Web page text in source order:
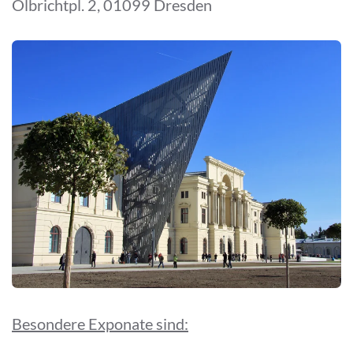
Olbrichtpl. 2, 01099 Dresden
Besondere Exponate sind: